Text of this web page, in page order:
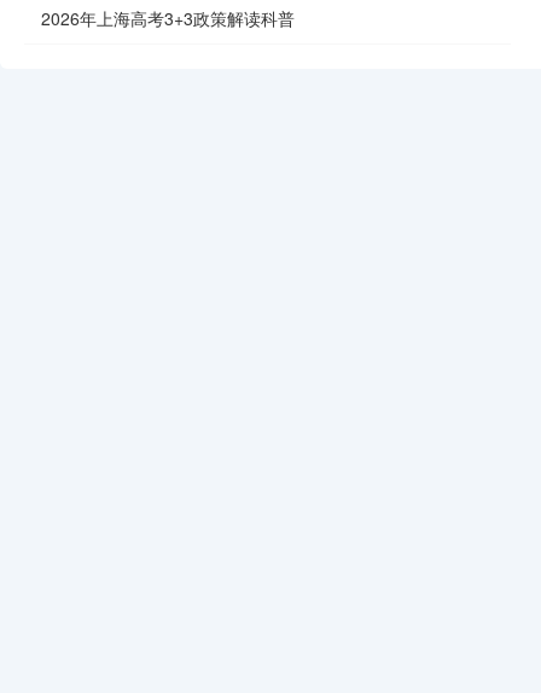
2026年上海高考3+3政策解读科普